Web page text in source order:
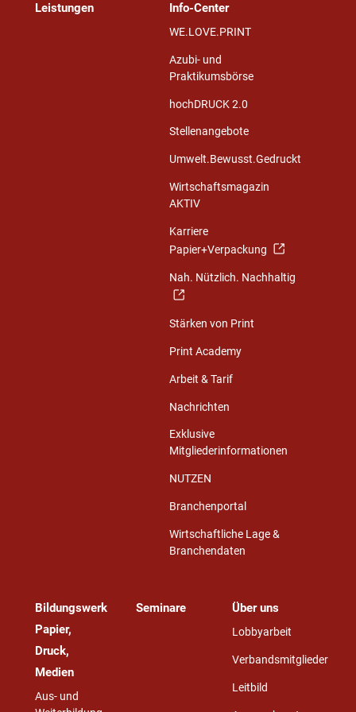
Leistungen Info-Center
WE.LOVE.PRINT
Azubi- und
Praktikumsbörse
hochDRUCK 2.0
Stellenangebote
Umwelt.Bewusst.Gedruckt
Wirtschaftsmagazin
AKTIV
Karriere
Papier+Verpackung
Nah. Nützlich. Nachhaltig
Stärken von Print
Print Academy
Arbeit & Tarif
Nachrichten
Exklusive
Mitgliederinformationen
NUTZEN
Branchenportal
Wirtschaftliche Lage &
Branchendaten
Bildungswerk
Papier,
Druck,
Medien
Aus- und
Seminare Über uns
Lobbyarbeit
Verbandsmitglieder
Leitbild